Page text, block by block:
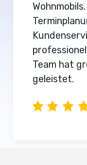
Team hat
geleistet.